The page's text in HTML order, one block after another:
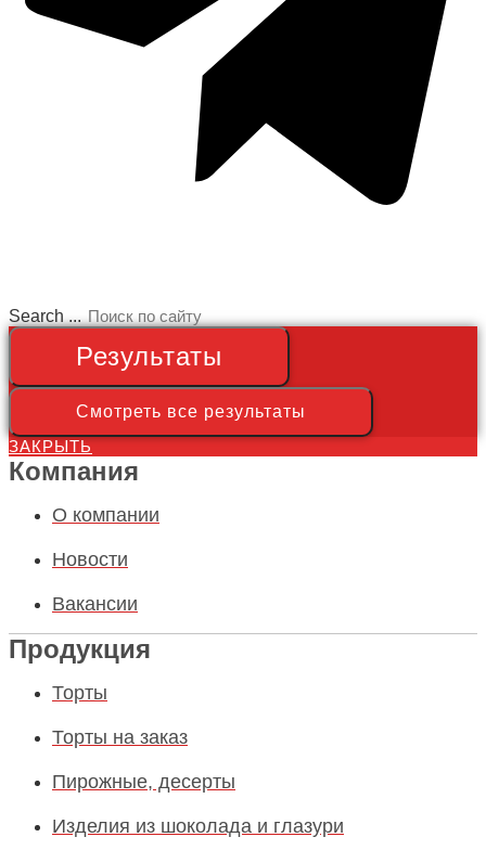
Search ...
Результаты
Смотреть все результаты
ЗАКРЫТЬ
Компания
О компании
Новости
Вакансии
Продукция
Торты
Торты на заказ
Пирожные, десерты
Изделия из шоколада и глазури